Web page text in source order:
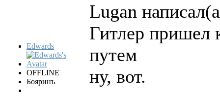
Edwards
OFFLINE
Бояринъ
Lugan
Гитлер пришел
путем
ну, вот.